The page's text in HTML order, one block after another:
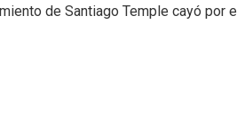
de Santiago Temple cayó por el